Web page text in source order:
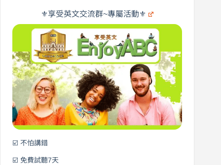
口
說｜
元
英
語！
⚜️享受英文交流群~專屬活動⚜️
☑️ 不怕講錯
☑️ 免費試聽7天